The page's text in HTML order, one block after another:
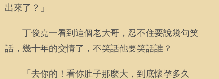
出來了？」
丁俊堯一看到這個老大哥，忍不住要說幾句笑
話，幾十年的交情了，不笑話他要笑話誰？
「去你的！看你肚子那麼大，到底懷孕多久